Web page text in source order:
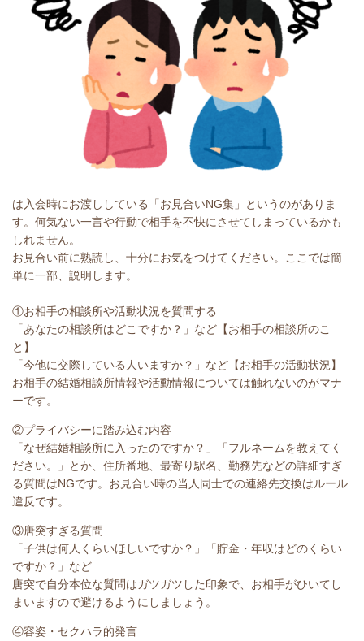
は入会時にお渡ししている「お見合いNG集」というのがありま
す。何気ない一言や行動で相手を不快にさせてしまっているかも
しれません。
お見合い前に熟読し、十分にお気をつけてください。ここでは簡
単に一部、説明します。
①お相手の相談所や活動状況を質問する
「あなたの相談所はどこですか？」など【お相手の相談所のこ
と】
「今他に交際している人いますか？」など【お相手の活動状況】
お相手の結婚相談所情報や活動情報については触れないのがマナ
ーです。
②プライバシーに踏み込む内容
「なぜ結婚相談所に入ったのですか？」「フルネームを教えてく
ださい。」とか、住所番地、最寄り駅名、勤務先などの詳細すぎ
る質問はNGです。お見合い時の当人同士での連絡先交換はルール
違反です。
③唐突すぎる質問
「子供は何人くらいほしいですか？」「貯金・年収はどのくらい
ですか？」など
唐突で自分本位な質問はガツガツした印象で、お相手がひいてし
まいますので避けるようにしましょう。
④容姿・セクハラ的発言